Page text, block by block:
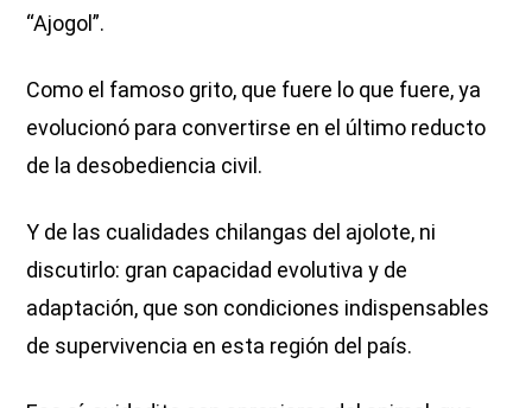
“Ajogol”.
Como el famoso grito, que fuere lo que fuere, ya
evolucionó para convertirse en el último reducto
de la desobediencia civil.
Y de las cualidades chilangas del ajolote, ni
discutirlo: gran capacidad evolutiva y de
adaptación, que son condiciones indispensables
de supervivencia en esta región del país.